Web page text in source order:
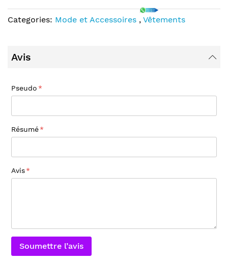
Categories: Mode et Accessoires , Vêtements
Avis
Pseudo
Résumé
Avis
Soumettre l’avis